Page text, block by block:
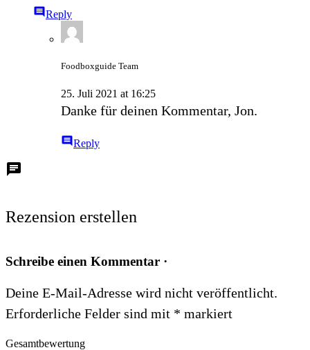
Reply
Foodboxguide Team
25. Juli 2021 at 16:25
Danke für deinen Kommentar, Jon.
Reply
chat
Rezension erstellen
Schreibe einen Kommentar ·
Deine E-Mail-Adresse wird nicht veröffentlicht.
Erforderliche Felder sind mit * markiert
Gesamtbewertung